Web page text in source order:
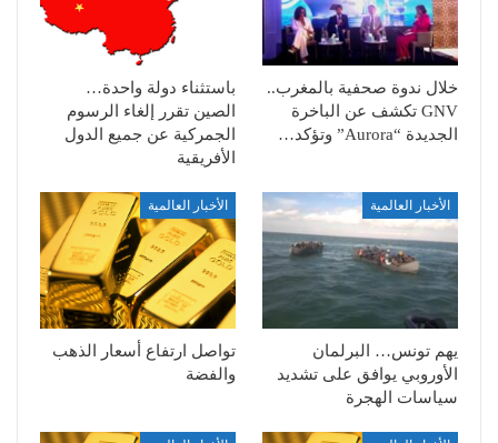
خلال ندوة صحفية بالمغرب..
GNV تكشف عن الباخرة
الجديدة “Aurora” وتؤكد…
باستثناء دولة واحدة…
الصين تقرر إلغاء الرسوم
الجمركية عن جميع الدول
الأفريقية
الأخبار العالمية
يهم تونس… البرلمان
الأوروبي يوافق على تشديد
سياسات الهجرة
الأخبار العالمية
تواصل ارتفاع أسعار الذهب
والفضة